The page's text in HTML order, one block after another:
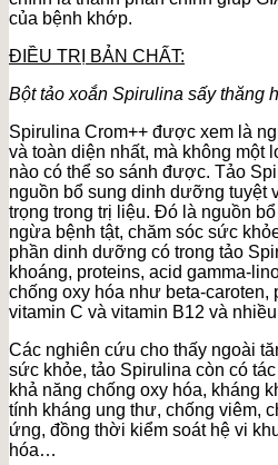
của bệnh khớp.
ĐIỀU TRỊ BẢN CHẤT:
Bột tảo xoắn Spirulina sấy thăng
Spirulina Crom++ được xem là
và toàn diện nhất, mà không một
nào có thể so sánh được. Tảo
nguồn bổ sung dinh dưỡng tuyệt
trọng trong trị liệu. Đó là nguồn
ngừa bệnh tật, chăm sóc sức
phần dinh dưỡng có trong tảo
khoáng, proteins, acid gamma-
chống oxy hóa như beta-caroten,
vitamin C và vitamin B12 và
Các nghiên cứu cho thấy ngoài
sức khỏe, tảo Spirulina còn có
khả năng chống oxy hóa, kháng
tính kháng ung thư, chống viêm,
ứng, đồng thời kiểm soát hệ vi
hóa…